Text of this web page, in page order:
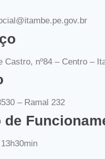
Castro, nº84 – Centro –
– Ramal 232
de